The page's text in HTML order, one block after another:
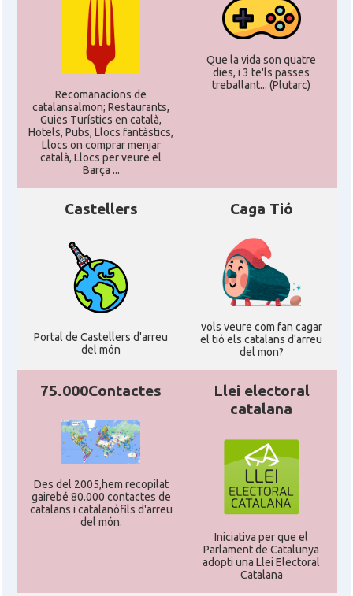
Recomanacions de
catalansalmon; Restaurants,
Guies Turístics en català,
Hotels, Pubs, Llocs fantàstics,
Llocs on comprar menjar
català, Llocs per veure el
Barça ...
Que la vida son quatre
dies, i 3 te'ls passes
treballant... (Plutarc)
Castellers
Portal de Castellers d'arreu
del món
Caga Tió
vols veure com fan cagar
el tió els catalans d'arreu
del mon?
75.000Contactes
Des del 2005,hem recopilat
gairebé 80.000 contactes de
catalans i catalanòfils d'arreu
del món.
Llei electoral
catalana
Iniciativa per que el
Parlament de Catalunya
adopti una Llei Electoral
Catalana